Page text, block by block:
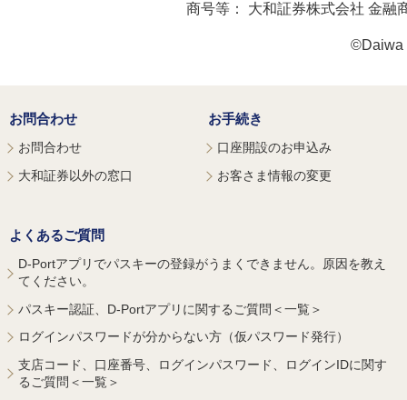
商号等： 大和証券株式会社 金融
©Daiwa
お問合わせ
お問合わせ
大和証券以外の窓口
お手続き
口座開設のお申込み
お客さま情報の変更
よくあるご質問
D-Portアプリでパスキーの登録がうまくできません。原因を教え
てください。
パスキー認証、D-Portアプリに関するご質問＜一覧＞
ログインパスワードが分からない方（仮パスワード発行）
支店コード、口座番号、ログインパスワード、ログインIDに関す
るご質問＜一覧＞